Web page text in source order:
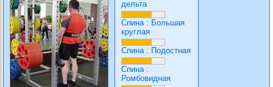
дельта
Спина: Большая
круглая
Спина: Подостная
Спина:
Ромбовидная